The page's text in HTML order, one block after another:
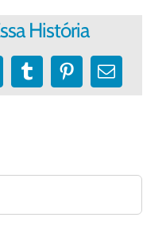
História
TumblrPinterest
E-